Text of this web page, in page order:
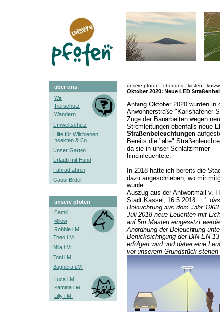
über uns
Wir
Tierschutz
Wandern
Umweltschutz
Hilfe für Wildbienen
Insekten & Co.
Unser Garten
Urlaub mit Hund
Fahradfahren
Gassi Bilder
unsere pfoten
Camiii
Milow
Robbie i.M.
Theo i.M.
Mila i.M.
Toni i.M.
Baghera i.M.
Luca i.M.
Pamina i.M
Lilly i.M.
unsere pfoten - über uns - kirsten -
Oktober 2020: Neue LED
Anfang Oktober 2020 wurden in
Anwohnerstraße "Karlshafener
Zuge der Bauarbeiten wegen
Stromleitungen ebenfalls neue
Straßenbeleuchtungen
Bereits die "alte"
da sie in unser Schlafzimmer
hineinleuchtete.
In 2018 hatte ich bereits die
dazu angeschrieben, wo mir
wurde:
Auszug aus der Antwortmail v.
Stadt Kassel, 16.5.2018: ..."
Beleuchtung aus dem Jahr
Juli 2018 neue Leuchten mit
auf 5m Masten eingesetzt
Anordnung der Beleuchtung
Berücksichtigung der DIN EN
erfolgen wird und daher eine
vor unserem Grundstück stehen